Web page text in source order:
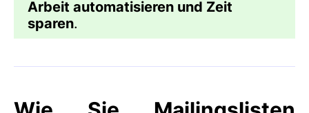
Arbeit automatisieren und Zeit
sparen.